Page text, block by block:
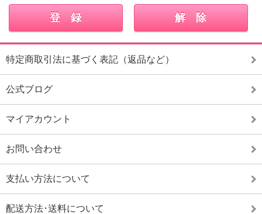
特定商取引法に基づく表記（返品など）
公式ブログ
マイアカウント
お問い合わせ
支払い方法について
配送方法･送料について